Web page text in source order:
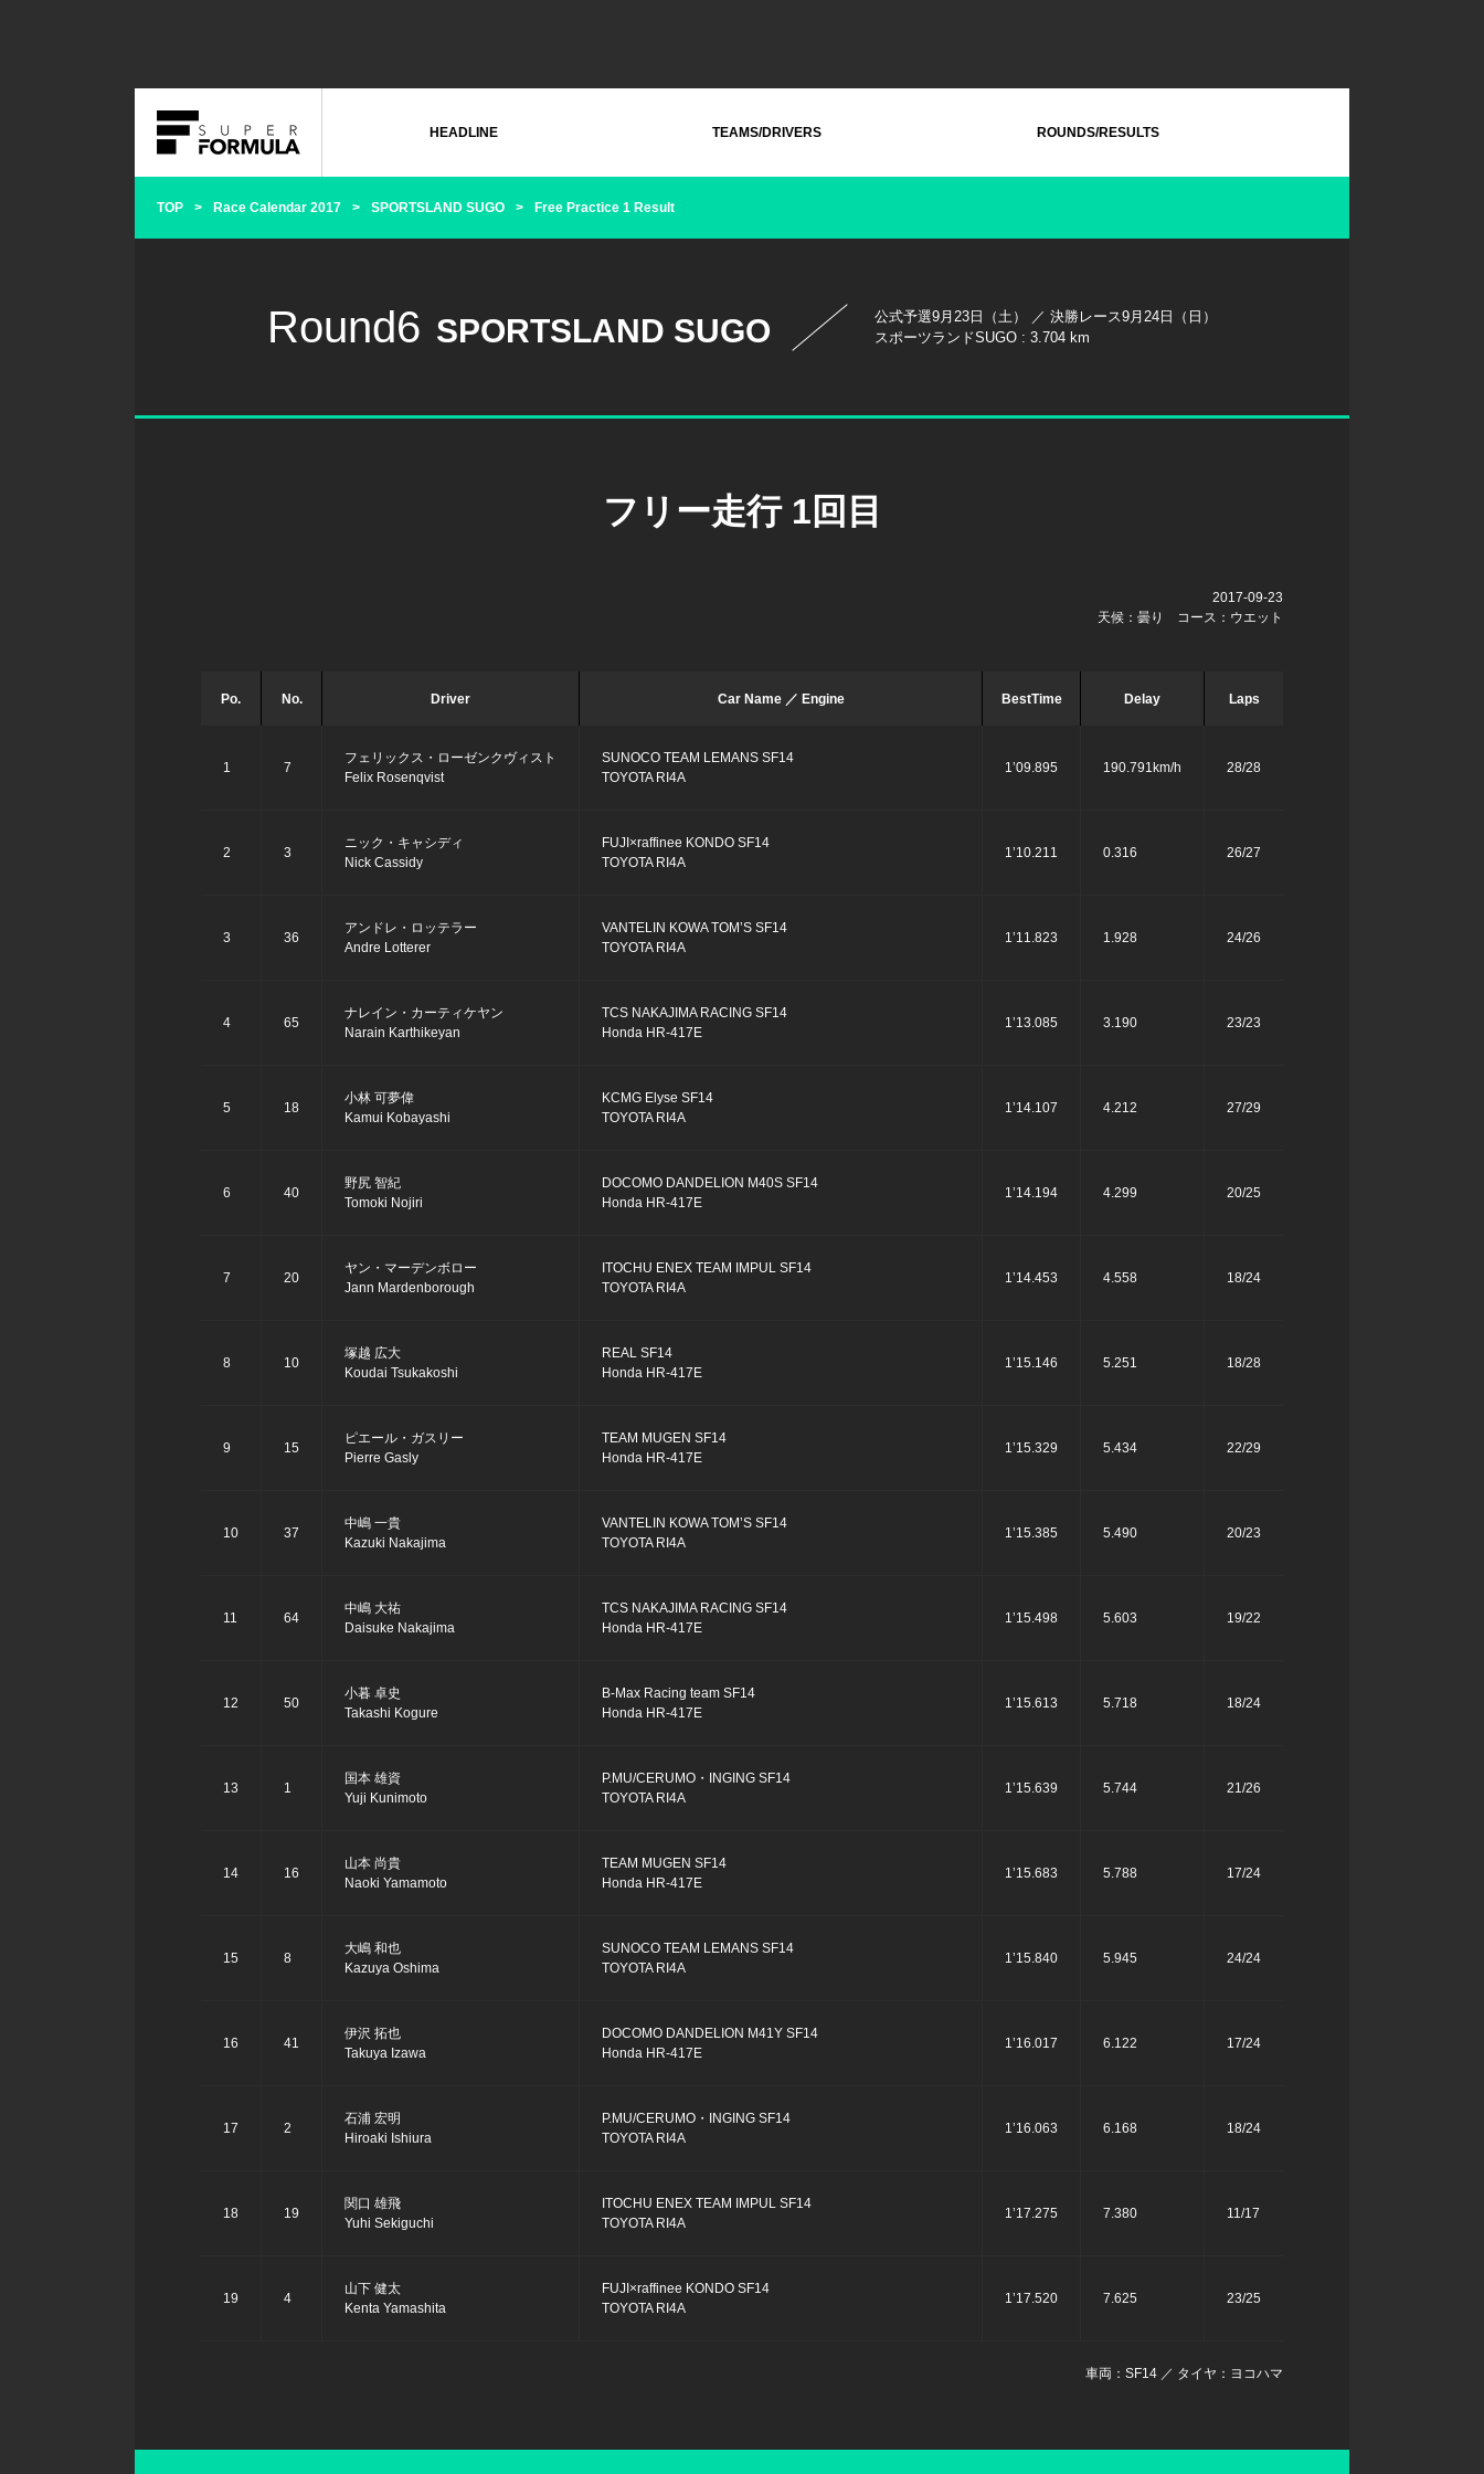
HEADLINE TEAMS/DRIVERS ROUNDS/RESULTS
TOP Race Calendar 2017 SPORTSLAND SUGO Free Practice 1 Result
Round6 SPORTSLAND SUGO
公式予選9月23日（土） ／ 決勝レース9月24日（日）
スポーツランドSUGO : 3.704 km
フリー走行 1回目
2017-09-23
天候：曇り コース：ウエット
Po. No. Driver Car Name ／ Engine BestTime Delay Laps
1 7
フェリックス・ローゼンクヴィスト
Felix Rosenqvist
SUNOCO TEAM LEMANS SF14
TOYOTA RI4A
1’09.895 190.791km/h 28/28
2 3
ニック・キャシディ
Nick Cassidy
FUJI×raffinee KONDO SF14
TOYOTA RI4A
1’10.211 0.316 26/27
3 36
アンドレ・ロッテラー
Andre Lotterer
VANTELIN KOWA TOM’S SF14
TOYOTA RI4A
1’11.823 1.928 24/26
4 65
ナレイン・カーティケヤン
Narain Karthikeyan
TCS NAKAJIMA RACING SF14
Honda HR-417E
1’13.085 3.190 23/23
5 18
小林 可夢偉
Kamui Kobayashi
KCMG Elyse SF14
TOYOTA RI4A
1’14.107 4.212 27/29
6 40
野尻 智紀
Tomoki Nojiri
DOCOMO DANDELION M40S SF14
Honda HR-417E
1’14.194 4.299 20/25
7 20
ヤン・マーデンボロー
Jann Mardenborough
ITOCHU ENEX TEAM IMPUL SF14
TOYOTA RI4A
1’14.453 4.558 18/24
8 10
塚越 広大
Koudai Tsukakoshi
REAL SF14
Honda HR-417E
1’15.146 5.251 18/28
9 15
ピエール・ガスリー
Pierre Gasly
TEAM MUGEN SF14
Honda HR-417E
1’15.329 5.434 22/29
10 37
中嶋 一貴
Kazuki Nakajima
VANTELIN KOWA TOM’S SF14
TOYOTA RI4A
1’15.385 5.490 20/23
11 64
中嶋 大祐
Daisuke Nakajima
TCS NAKAJIMA RACING SF14
Honda HR-417E
1’15.498 5.603 19/22
12 50
小暮 卓史
Takashi Kogure
B-Max Racing team SF14
Honda HR-417E
1’15.613 5.718 18/24
13 1
国本 雄資
Yuji Kunimoto
P.MU/CERUMO・INGING SF14
TOYOTA RI4A
1’15.639 5.744 21/26
14 16
山本 尚貴
Naoki Yamamoto
TEAM MUGEN SF14
Honda HR-417E
1’15.683 5.788 17/24
15 8
大嶋 和也
Kazuya Oshima
SUNOCO TEAM LEMANS SF14
TOYOTA RI4A
1’15.840 5.945 24/24
16 41
伊沢 拓也
Takuya Izawa
DOCOMO DANDELION M41Y SF14
Honda HR-417E
1’16.017 6.122 17/24
17 2
石浦 宏明
Hiroaki Ishiura
P.MU/CERUMO・INGING SF14
TOYOTA RI4A
1’16.063 6.168 18/24
18 19
関口 雄飛
Yuhi Sekiguchi
ITOCHU ENEX TEAM IMPUL SF14
TOYOTA RI4A
1’17.275 7.380 11/17
19 4
山下 健太
Kenta Yamashita
FUJI×raffinee KONDO SF14
TOYOTA RI4A
1’17.520 7.625 23/25
車両：SF14 ／ タイヤ：ヨコハマ